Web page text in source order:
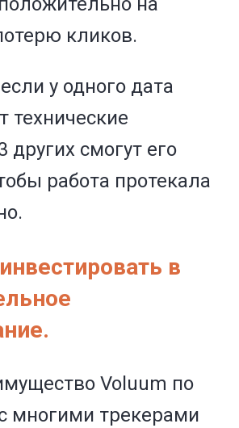
кликов.
у одного дата
технические
других смогут его
работа протекала
в
Voluum по
многими трекерами